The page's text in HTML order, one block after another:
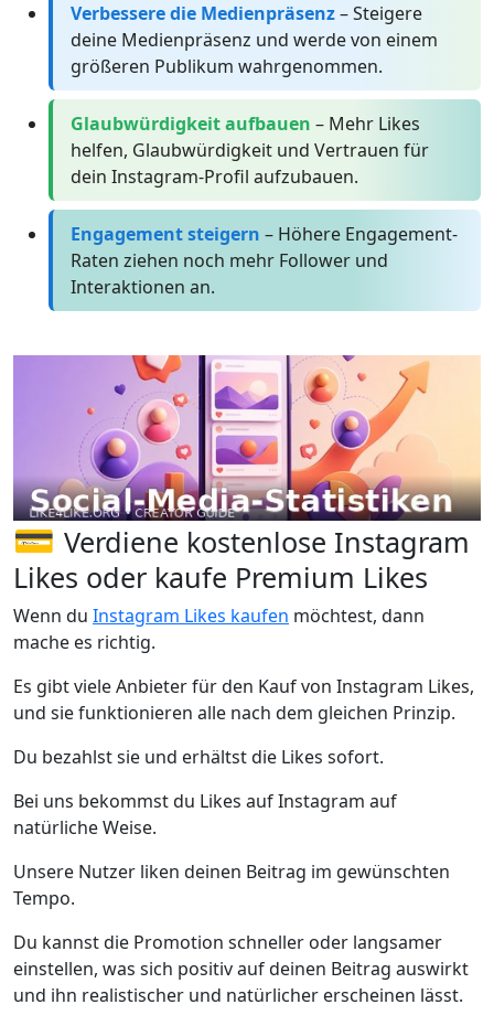
Verbessere die Medienpräsenz– Steigere
deine Medienpräsenz und werde von einem
größeren Publikum wahrgenommen.
Glaubwürdigkeit aufbauen – Mehr Likes
helfen, Glaubwürdigkeit und Vertrauen für
dein Instagram-Profil aufzubauen.
Engagement steigern – Höhere Engagement-
Raten ziehen noch mehr Follower und
Interaktionen an.
💳 Verdiene kostenlose Instagram
Likes oder kaufe Premium Likes
Wenn du Instagram Likes kaufen möchtest, dann
mache es richtig.
Es gibt viele Anbieter für den Kauf von Instagram Likes,
und sie funktionieren alle nach dem gleichen Prinzip.
Du bezahlst sie und erhältst die Likes sofort.
Bei uns bekommst du Likes auf Instagram auf
natürliche Weise.
Unsere Nutzer liken deinen Beitrag im gewünschten
Tempo.
Du kannst die Promotion schneller oder langsamer
einstellen, was sich positiv auf deinen Beitrag auswirkt
und ihn realistischer und natürlicher erscheinen lässt.